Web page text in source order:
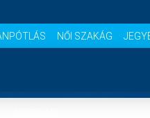
NŐI SZAKÁG